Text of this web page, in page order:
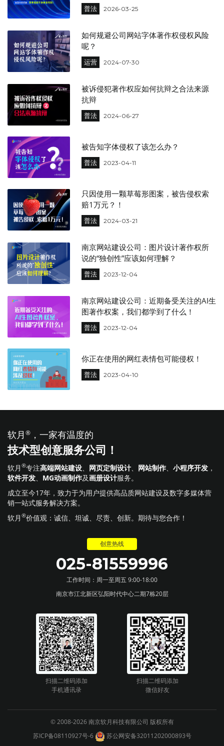
普法 2026-03-25
如何规避公司网站字体著作权侵权风险
呢？
运营 2024-07-30
被诉侵犯著作权应如何抗辩之合法来源
抗辩
普法 2024-06-27
被告知字体侵权了该怎么办？
普法 2023-04-11
只因使用一颗草莓形图案，被告侵权索
赔1万元？！
普法 2024-03-21
南京网站建设公司：图片设计著作权所
说的“独创性”应该如何理解？
普法 2023-12-04
南京网站建设公司：近期备受关注的AI生
图著作权案，我们都学到了什么！
普法 2023-12-04
你正在使用的网红表情包可能侵权！
普法 2023-04-10
软月 ® ，一家有温度的
技术型创意服务公司！
软月 ®专注高端网站建设 网页定制设计 网站制作 小程序开发 ，
软件开发
MG动画制作及画册设计服务。
成立至今17年，致力于为用户提供高品质网站建设及数字多媒体营
销一站式服务解决方案。
软月 ®价值观：诚信、坦诚、尽责、创新。期待与您合作！
创意热线
025-81559996
工作时间：周一至周五 9:00-18:00
南京市江北新区弘阳时代中心二期7栋20层
扫描二维码添加
手机通讯录
扫描二维码添加
微信好友
© 2008-2026 南京软月科技有限公司 版权所有
苏ICP备08110927号-6
苏公网安备32011202000893号